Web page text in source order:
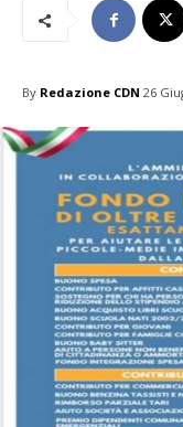
By Redazione CDN 26